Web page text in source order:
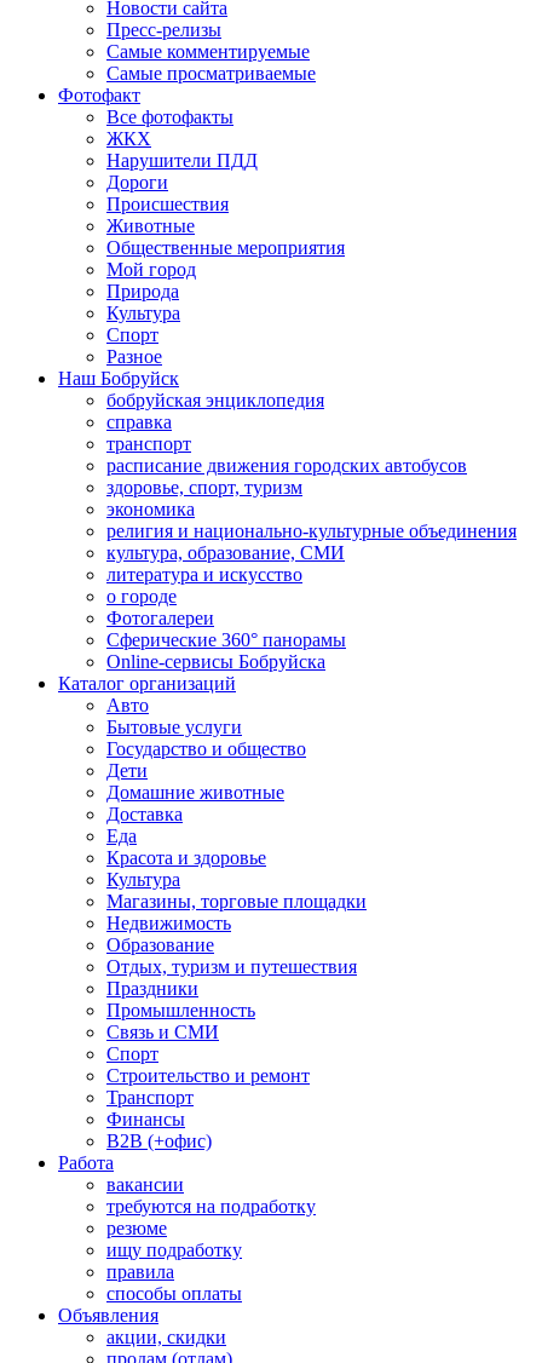
Новости сайта
Пресс-релизы
Самые комментируемые
Самые просматриваемые
Фотофакт
Все фотофакты
ЖКХ
Нарушители ПДД
Дороги
Происшествия
Животные
Общественные мероприятия
Мой город
Природа
Культура
Спорт
Разное
Наш Бобруйск
бобруйская энциклопедия
справка
транспорт
расписание движения городских автобусов
здоровье, спорт, туризм
экономика
религия и национально-культурные объединения
культура, образование, СМИ
литература и искусство
о городе
Фотогалереи
Сферические 360° панорамы
Online-сервисы Бобруйска
Каталог организаций
Авто
Бытовые услуги
Государство и общество
Дети
Домашние животные
Доставка
Еда
Красота и здоровье
Культура
Магазины, торговые площадки
Недвижимость
Образование
Отдых, туризм и путешествия
Праздники
Промышленность
Связь и СМИ
Спорт
Строительство и ремонт
Транспорт
Финансы
B2B (+офис)
Работа
вакансии
требуются на подработку
резюме
ищу подработку
правила
способы оплаты
Объявления
акции, скидки
продам (отдам)